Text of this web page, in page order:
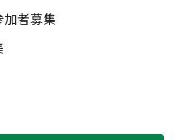
者募集